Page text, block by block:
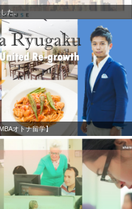
た。
オトナ留学】